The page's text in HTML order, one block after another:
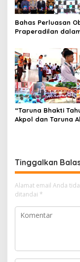
Bahas Perluasan
Praperadilan dalam
Jaya Buka Seminar
“Taruna Bhakti
Akpol dan Taruna
Tinggalkan
Alamat email Anda
ditandai *